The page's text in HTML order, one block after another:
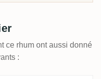
ce rhum ont aussi donné
: